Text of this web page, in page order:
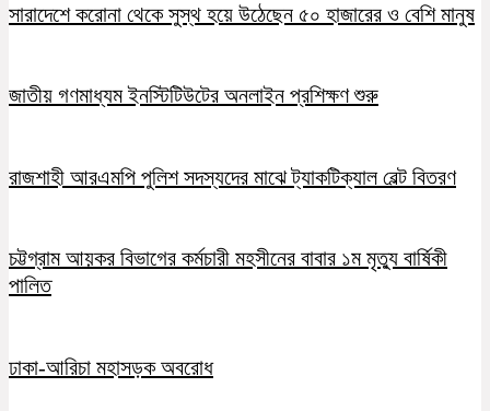
সারাদেশে করোনা থেকে সুস্থ হয়ে উঠেছেন ৫০ হাজারের ও বেশি মানুষ
জাতীয় গণমাধ্যম ইনস্টিটিউটের অনলাইন প্রশিক্ষণ শুরু
রাজশাহী আরএমপি পুলিশ সদস্যদের মাঝে ট্যাকটিক্যাল বেল্ট বিতরণ
চট্টগ্রাম আয়কর বিভাগের কর্মচারী মহসীনের বাবার ১ম মৃত্যু বার্ষিকী
পালিত
ঢাকা-আরিচা মহাসড়ক অবরোধ